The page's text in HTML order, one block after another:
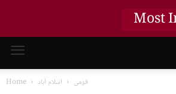
Home قومی اسلام آباد
Most